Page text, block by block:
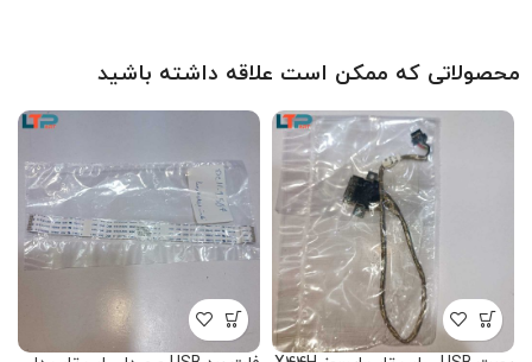
محصولاتی که ممکن است علاقه داشته باشید